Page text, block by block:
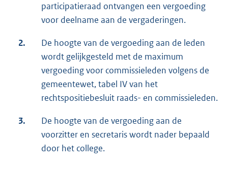
participatieraad ontvangen een vergoeding
voor deelname aan de vergaderingen.
2.
De hoogte van de vergoeding aan de leden
wordt gelijkgesteld met de maximum
vergoeding voor commissieleden volgens de
gemeentewet, tabel IV van het
rechtspositiebesluit raads- en commissieleden.
3.
De hoogte van de vergoeding aan de
voorzitter en secretaris wordt nader bepaald
door het college.